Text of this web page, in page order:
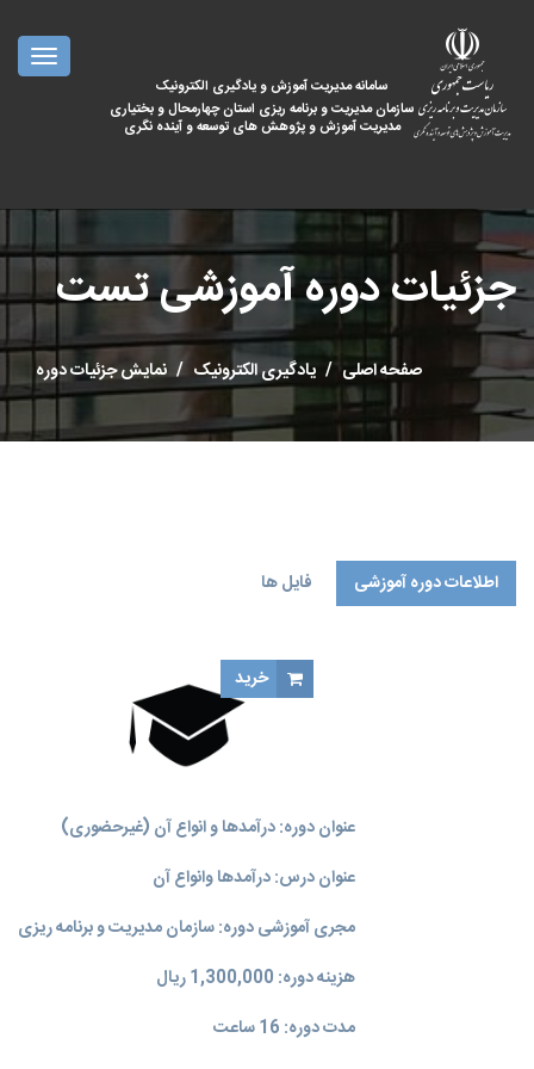
سامانه مدیریت آموزش و یادگیری الکترونیک
سازمان مدیریت و برنامه ریزی استان چهارمحال و بختیاری
مدیریت آموزش و پژوهش های توسعه و آینده نگری
جزئیات دوره آموزشی تست
صفحه اصلی یادگیری الکترونیک نمایش جزئیات دوره
اطلاعات دوره آموزشی فایل ها
عنوان دوره: درآمدها و انواع آن (غیرحضوری)
عنوان درس: درآمدها وانواع آن
مجری آموزشی دوره: سازمان مدیریت و برنامه‌ ریزی
هزینه دوره: 1,300,000 ریال
مدت دوره: 16 ساعت
خرید